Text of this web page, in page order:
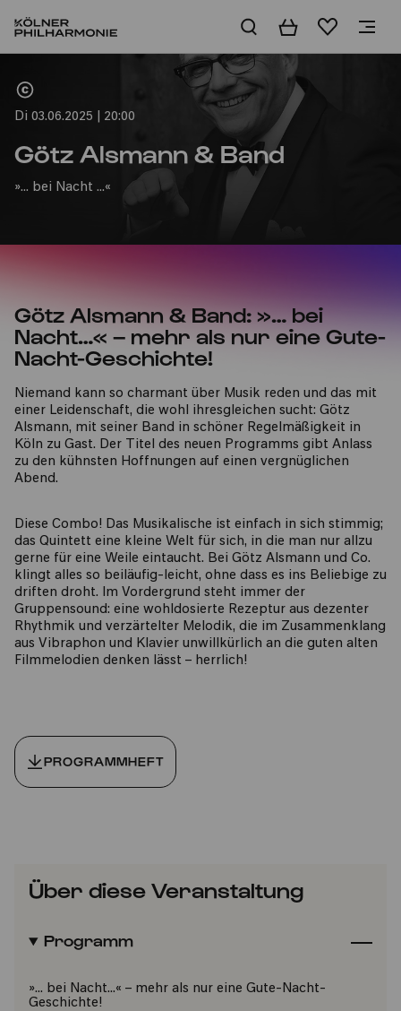
WarenkorbMerkliste
Di 03.06.2025 | 20:00
Götz Alsmann & Band
»... bei Nacht ...«
Götz Alsmann & Band: »… bei
Nacht…« – mehr als nur eine Gute-
Nacht-Geschichte!
Niemand kann so charmant über Musik reden und das mit
einer Leidenschaft, die wohl ihresgleichen sucht: Götz
Alsmann, mit seiner Band in schöner Regelmäßigkeit in
Köln zu Gast. Der Titel des neuen Programms gibt Anlass
zu den kühnsten Hoffnungen auf einen vergnüglichen
Abend.
Diese Combo! Das Musikalische ist einfach in sich stimmig;
das Quintett eine kleine Welt für sich, in die man nur allzu
gerne für eine Weile eintaucht. Bei Götz Alsmann und Co.
klingt alles so beiläufig-leicht, ohne dass es ins Beliebige zu
driften droht. Im Vordergrund steht immer der
Gruppensound: eine wohldosierte Rezeptur aus dezenter
Rhythmik und verzärtelter Melodik, die im Zusammenklang
aus Vibraphon und Klavier unwillkürlich an die guten alten
Filmmelodien denken lässt – herrlich!
PROGRAMMHEFT
Über diese Veranstaltung
Programm
»… bei Nacht…« – mehr als nur eine Gute-Nacht-
Geschichte!